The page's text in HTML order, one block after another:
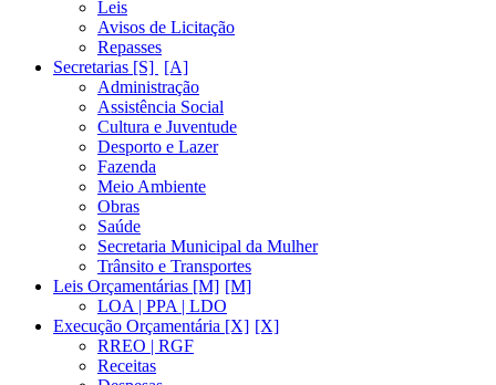
Leis
Avisos de Licitação
Repasses
Secretarias [S]
Administração
Assistência Social
Cultura e Juventude
Desporto e Lazer
Fazenda
Meio Ambiente
Obras
Saúde
Secretaria Municipal da Mulher
Trânsito e Transportes
Leis Orçamentárias [M]
LOA | PPA | LDO
Execução Orçamentária [X]
RREO | RGF
Receitas